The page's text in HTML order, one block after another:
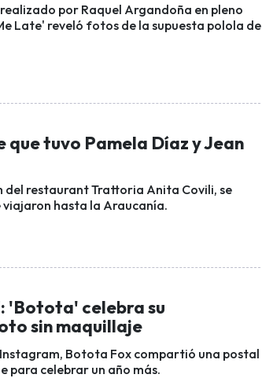
por Raquel Argandoña en pleno
Late' reveló fotos de la supuesta polola de
que tuvo Pamela Díaz y Jean
del restaurant Trattoria Anita Covili, se
viajaron hasta la Araucanía.
'Botota' celebra su
sin maquillaje
Botota Fox compartió una postal
para celebrar un año más.